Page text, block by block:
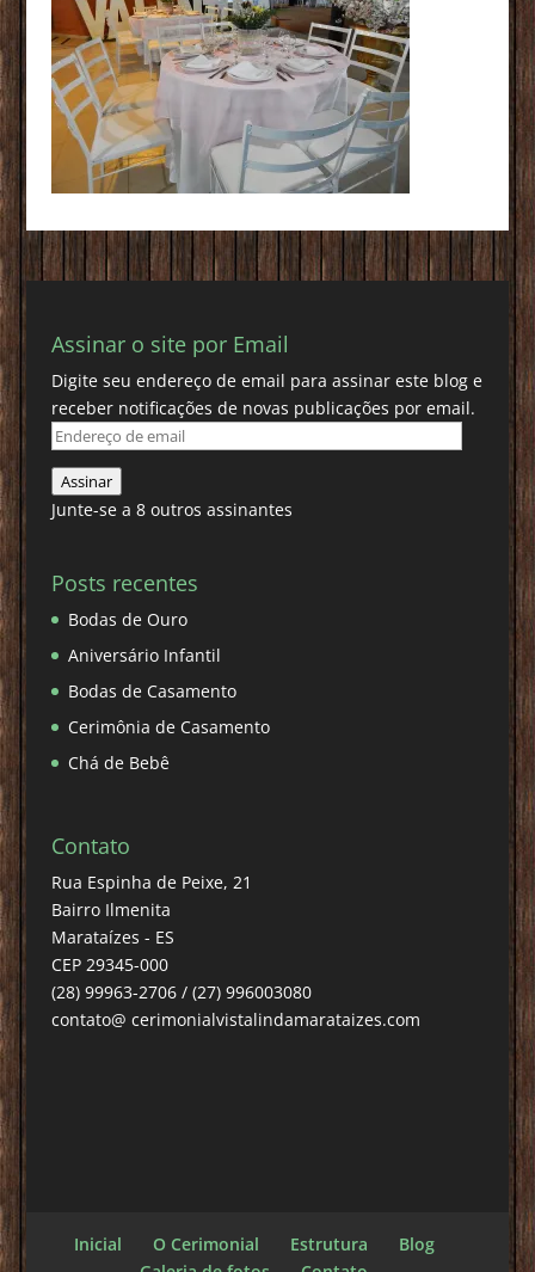
Assinar o site por Email
Digite seu endereço de email para assinar este blog e
receber notificações de novas publicações por email.
Endereço
email
Assinar
Junte-se a 8 outros assinantes
Posts recentes
Bodas de Ouro
Aniversário Infantil
Bodas de Casamento
Cerimônia de Casamento
Chá de Bebê
Contato
Rua Espinha de Peixe, 21
Bairro Ilmenita
Marataízes - ES
CEP 29345-000
(28) 99963-2706 / (27) 996003080
contato@ cerimonialvistalindamarataizes.com
Inicial O Cerimonial Estrutura
Blog